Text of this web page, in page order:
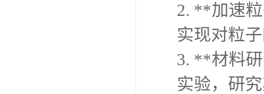
2. **加速
实现对粒
3. **材料
实验，研